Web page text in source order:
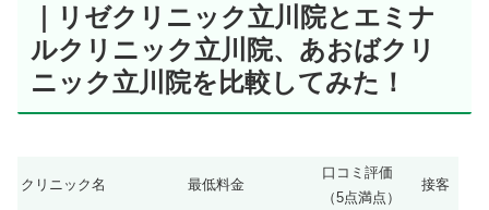
｜リゼクリニック立川院とエミナ
ルクリニック立川院、あおばクリ
ニック立川院を比較してみた！
クリニック名 最低料金
口コミ評価
（5点満点）
接客